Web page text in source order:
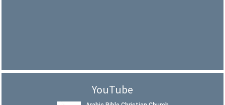
YouTube